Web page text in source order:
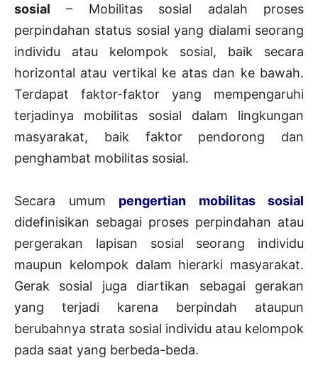
sosial – Mobilitas sosial adalah proses
perpindahan status sosial yang dialami seorang
individu atau kelompok sosial, baik secara
horizontal atau vertikal ke atas dan ke bawah.
Terdapat faktor-faktor yang mempengaruhi
terjadinya mobilitas sosial dalam lingkungan
masyarakat, baik faktor pendorong dan
penghambat mobilitas sosial.
Secara umum pengertian mobilitas sosial
didefinisikan sebagai proses perpindahan atau
pergerakan lapisan sosial seorang individu
maupun kelompok dalam hierarki masyarakat.
Gerak sosial juga diartikan sebagai gerakan
yang terjadi karena berpindah ataupun
berubahnya strata sosial individu atau kelompok
pada saat yang berbeda-beda.